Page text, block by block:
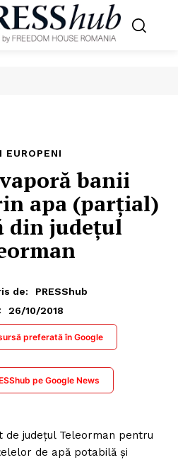
EUROPENI
banii
apa (parțial)
din județul
de:
PRESShub
26/10/2018
preferată în Google
pe Google News
de județul Teleorman pentru
de apă potabilă și